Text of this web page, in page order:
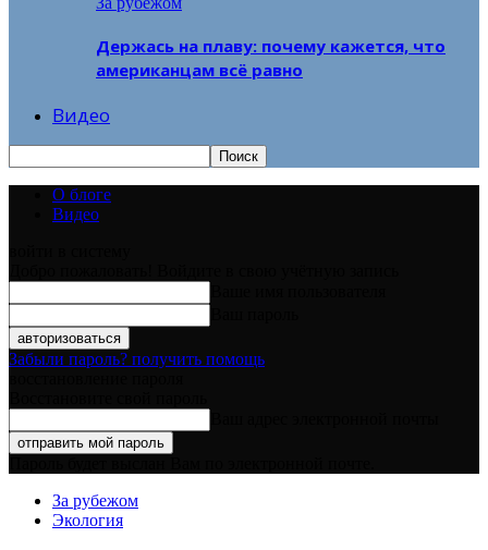
Держась на плаву: почему кажется, что
американцам всё равно
Видео
О блоге
Видео
Забыли пароль? получить помощь
За рубежом
Экология